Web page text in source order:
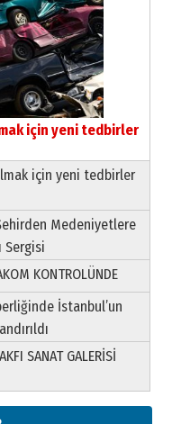
için yeni tedbirler
için yeni tedbirler
Medeniyetlere
Sergisi
KONTROLÜNDE
İstanbul’un
SANAT GALERİSİ
Şirin’e